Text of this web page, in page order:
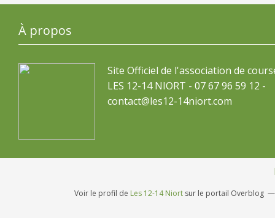
À propos
Site Officiel de l'association de
LES 12-14 NIORT - 07 67 96 59 12 -
contact@les12-14niort.com
Voir le profil de Les 12-14 Niort sur le portail Overblog